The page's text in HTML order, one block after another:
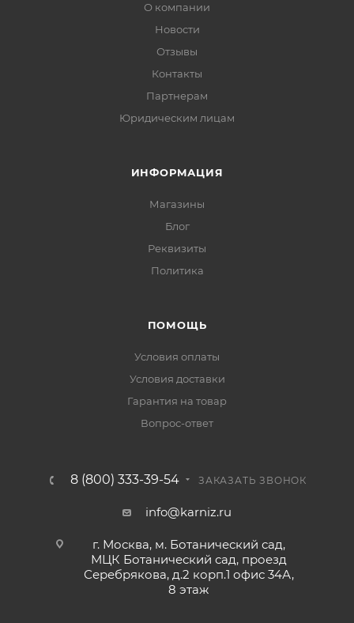
О компании
Новости
Отзывы
Контакты
Партнерам
Юридическим лицам
ИНФОРМАЦИЯ
Магазины
Блог
Реквизиты
Политика
ПОМОЩЬ
Условия оплаты
Условия доставки
Гарантия на товар
Вопрос-ответ
8 (800) 333-39-54 ЗАКАЗАТЬ ЗВОНОК
info@karniz.ru
г. Москва, м. Ботанический сад,
МЦК Ботанический сад, проезд
Серебрякова, д.2 корп.1 офис 34А,
8 этаж